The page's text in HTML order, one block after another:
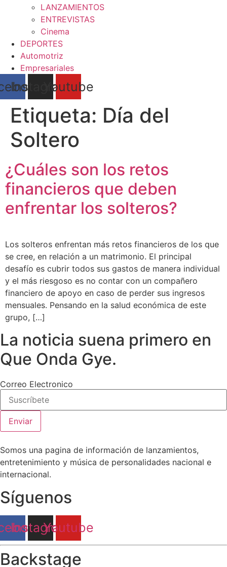
LANZAMIENTOS
ENTREVISTAS
Cinema
DEPORTES
Automotriz
Empresariales
InstagramYoutube
Etiqueta: Día del
Soltero
¿Cuáles son los retos
financieros que deben
enfrentar los solteros?
Los solteros enfrentan más retos financieros de los que
se cree, en relación a un matrimonio. El principal
desafío es cubrir todos sus gastos de manera individual
y el más riesgoso es no contar con un compañero
financiero de apoyo en caso de perder sus ingresos
mensuales. Pensando en la salud económica de este
grupo, […]
La noticia suena primero en
Que Onda Gye.
Correo Electronico
Enviar
Somos una pagina de información de lanzamientos,
entretenimiento y música de personalidades nacional e
internacional.
Síguenos
Instagram
Youtube
Backstage